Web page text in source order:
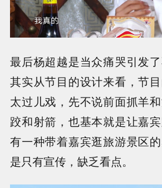
最后杨超越是当众痛哭引发
其实从节目的设计来看，节
太过儿戏，先不说前面抓羊
跤和射箭，也基本就是让嘉
有一种带着嘉宾逛旅游景区
是只有宣传，缺乏看点。